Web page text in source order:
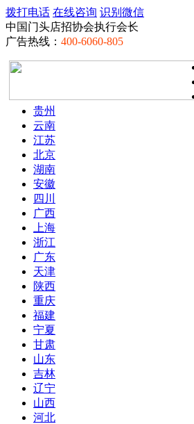
拨打电话 在线咨询 识别微信
中国门头店招协会执行会长
广告热线： 400-6060-805
贵州
云南
江苏
北京
湖南
安徽
四川
广西
上海
浙江
广东
天津
陕西
重庆
福建
宁夏
甘肃
山东
吉林
辽宁
山西
河北